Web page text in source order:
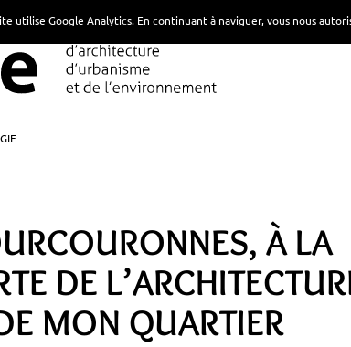
À LA
DE
MON QUARTIER
utilise Google Analytics. En continuant à naviguer, vous nous